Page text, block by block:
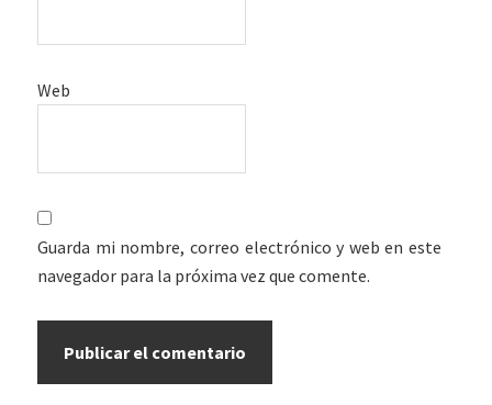
Web
Guarda mi nombre, correo electrónico y web en este
navegador para la próxima vez que comente.